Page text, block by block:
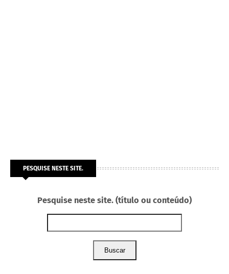
PESQUISE NESTE SITE.
Pesquise neste site. (título ou conteúdo)
Buscar